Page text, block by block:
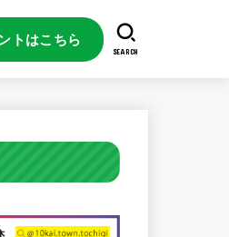
トはこちら
SEARCH